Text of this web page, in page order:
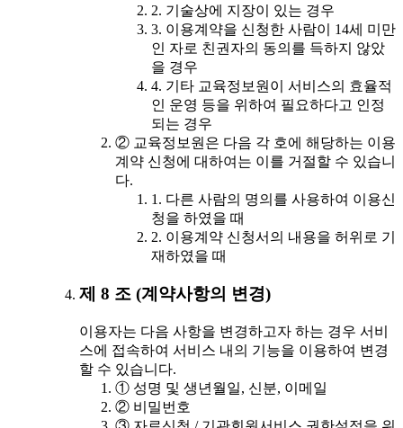
2. 기술상에 지장이 있는 경우
3. 이용계약을 신청한 사람이 14세 미만
인 자로 친권자의 동의를 득하지 않았
을 경우
4. 기타 교육정보원이 서비스의 효율적
인 운영 등을 위하여 필요하다고 인정
되는 경우
② 교육정보원은 다음 각 호에 해당하는 이용
계약 신청에 대하여는 이를 거절할 수 있습니
다.
1. 다른 사람의 명의를 사용하여 이용신
청을 하였을 때
2. 이용계약 신청서의 내용을 허위로 기
재하였을 때
제 8 조 (계약사항의 변경)
이용자는 다음 사항을 변경하고자 하는 경우 서비
스에 접속하여 서비스 내의 기능을 이용하여 변경
할 수 있습니다.
① 성명 및 생년월일, 신분, 이메일
② 비밀번호